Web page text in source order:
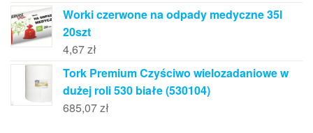
Worki czerwone na odpady medyczne 35l
20szt
4,67zł
Tork Premium Czyściwo wielozadaniowe w
dużej roli 530 białe (530104)
685,07zł